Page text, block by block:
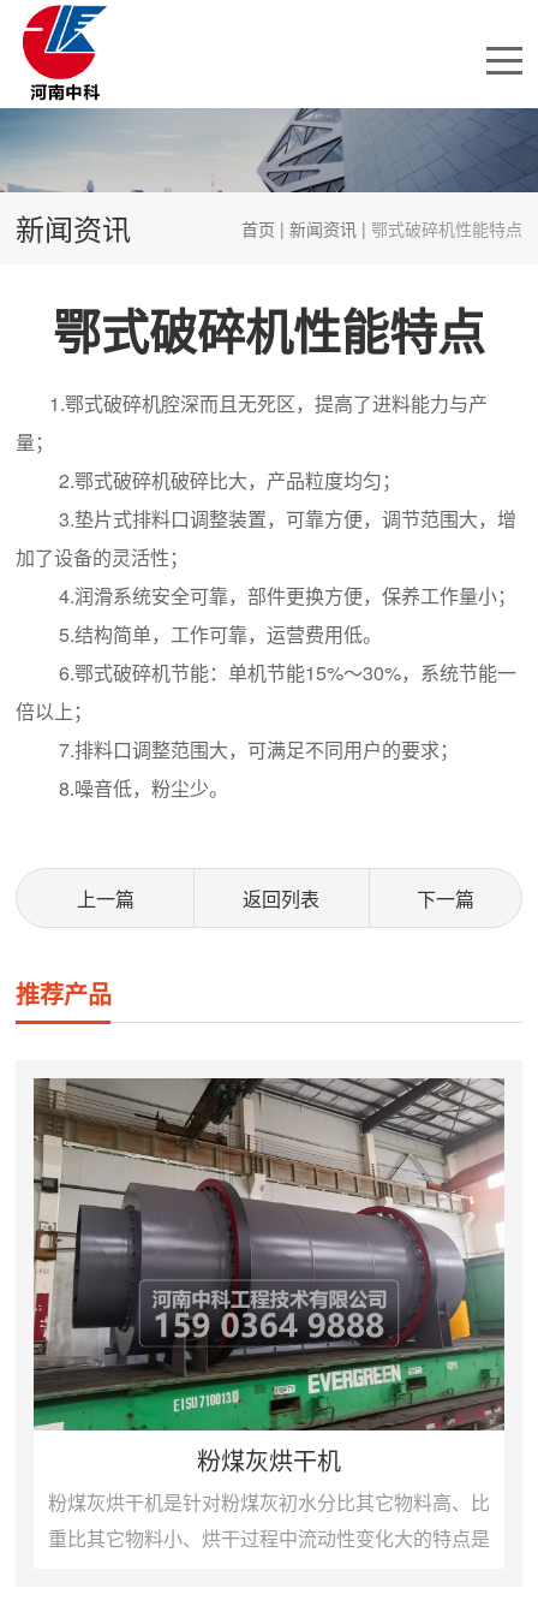
新闻资讯 首页 | 新闻资讯| 鄂式破碎机性能特点
鄂式破碎机性能特点
1.鄂式破碎机腔深而且无死区，提高了进料能力与产
量；
2.鄂式破碎机破碎比大，产品粒度均匀；
3.垫片式排料口调整装置，可靠方便，调节范围大，增
加了设备的灵活性；
4.润滑系统安全可靠，部件更换方便，保养工作量小；
5.结构简单，工作可靠，运营费用低。
6.鄂式破碎机节能：单机节能15%～30%，系统节能一
倍以上；
7.排料口调整范围大，可满足不同用户的要求；
8.噪音低，粉尘少。
上一篇 返回列表 下一篇
推荐产品
粉煤灰烘干机
粉煤灰烘干机是针对粉煤灰初水分比其它物料高、比
重比其它物料小、烘干过程中流动性变化大的特点是